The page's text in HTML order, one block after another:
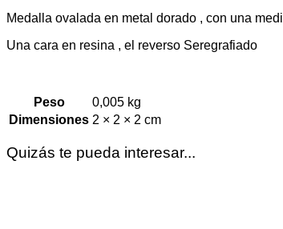
Medalla ovalada en metal dorado , con una
Una cara en resina , el reverso Seregrafiado
Peso
0,005 kg
Dimensiones 2 × 2 × 2 cm
Quizás te pueda interesar...